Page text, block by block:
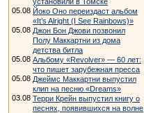
05.08 Йоко Оно переиздаст альбом
«It’s Alright (I See Rainbows)»
05.08 Джон Бон Джови позвонил
Полу Маккартни из дома
детства битла
05.08 Альбому «Revolver» — 60 лет:
что пишет зарубежная пресса
05.08 Джеймс Маккартни выпустил
клип на песню «Dreams»
03.08 Терри Крейн выпустил книгу о
песнях, появившихся на волне